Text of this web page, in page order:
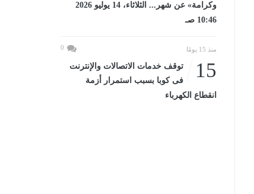
وكرامة» عن شهر... الثلاثاء، 14 يوليو 2026
10:46 صـ
منذ 15 يومًا 0
15
توقف خدمات الاتصالات والإنترنت
فى كوبا بسبب استمرار أزمة
انقطاع الكهرباء